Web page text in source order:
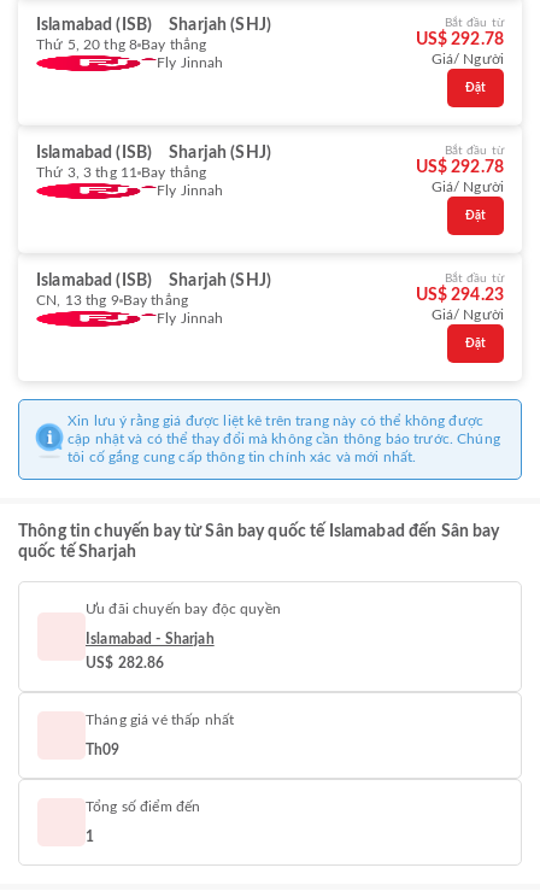
Islamabad (ISB) Sharjah (SHJ)
Thứ 5, 20 thg 8 Bay thẳng
Fly Jinnah
Bắt đầu từ
US$ 292.78
Giá/ Người
Đặt
Islamabad (ISB) Sharjah (SHJ)
Thứ 3, 3 thg 11 Bay thẳng
Fly Jinnah
Bắt đầu từ
US$ 292.78
Giá/ Người
Đặt
Islamabad (ISB) Sharjah (SHJ)
CN, 13 thg 9 Bay thẳng
Fly Jinnah
Bắt đầu từ
US$ 294.23
Giá/ Người
Đặt
Xin lưu ý rằng giá được liệt kê trên trang này có thể không được
cập nhật và có thể thay đổi mà không cần thông báo trước. Chúng
tôi cố gắng cung cấp thông tin chính xác và mới nhất.
Thông tin chuyến bay từ Sân bay quốc tế Islamabad đến Sân bay
quốc tế Sharjah
Ưu đãi chuyến bay độc quyền
Islamabad - Sharjah
US$ 282.86
Tháng giá vé thấp nhất
Th09
Tổng số điểm đến
1